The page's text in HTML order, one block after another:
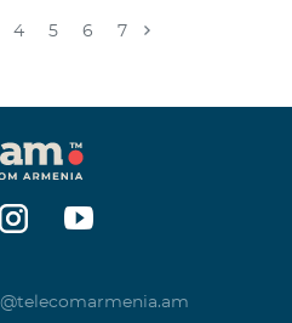
18:00 09:00-18:00
09:00-18:00 09:00-18:00
3 09:00-18:00 10:00-23:00
փողոց 85/14 09:00-18:00 0
4 5 6 7